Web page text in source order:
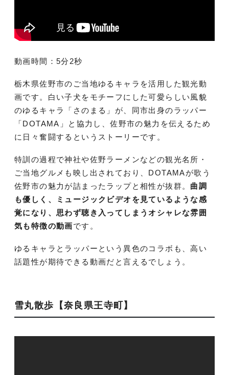
動画時間：5分2秒
栃木県佐野市のご当地ゆるキャラを活用した観光動
画です。白い子犬をモチーフにした可愛らしい風貌
のゆるキャラ「さのまる」が、同市出身のラッパー
「DOTAMA」と協力し、佐野市の魅力を伝えるため
に日々奮闘するというストーリーです。
特訓の過程で神社や佐野ラーメンなどの観光名所・
ご当地グルメも映し出されており、DOTAMAが歌う
佐野市の魅力が詰まったラップと相性が抜群。 曲調
も優しく、ミュージックビデオを見ているような感
覚になり、思わず聴き入ってしまうオシャレな雰囲
気も特徴の動画です。
ゆるキャラとラッパーという異色のコラボも、高い
話題性が期待できる動画だと言えるでしょう。
雪丸散歩【奈良県王寺町】